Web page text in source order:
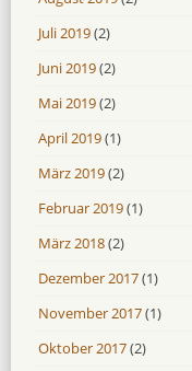
Juli 2019(2)
Juni 2019(2)
Mai 2019(2)
April 2019(1)
März 2019(2)
Februar 2019(1)
März 2018(2)
Dezember 2017(1)
November 2017(1)
Oktober 2017(2)